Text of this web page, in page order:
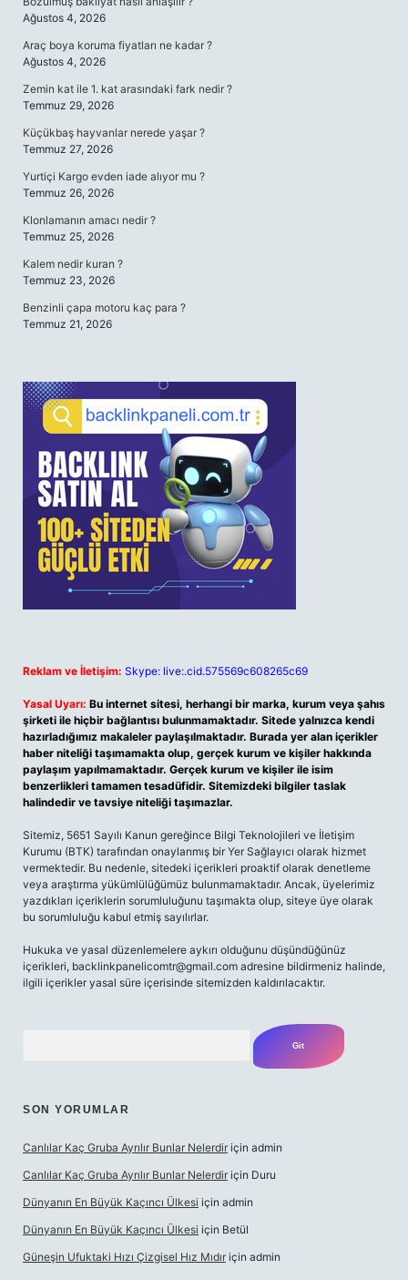
Ağustos 4, 2026
Araç boya koruma fiyatları ne kadar ?
Ağustos 4, 2026
Zemin kat ile 1. kat arasındaki fark nedir ?
Temmuz 29, 2026
Küçükbaş hayvanlar nerede yaşar ?
Temmuz 27, 2026
Yurtiçi Kargo evden iade alıyor mu ?
Temmuz 26, 2026
Klonlamanın amacı nedir ?
Temmuz 25, 2026
Kalem nedir kuran ?
Temmuz 23, 2026
Benzinli çapa motoru kaç para ?
Temmuz 21, 2026
Reklam ve İletişim: Skype: live:.cid.575569c608265c69
Yasal Uyarı: Bu internet sitesi, herhangi bir marka, kurum veya şahıs
şirketi ile hiçbir bağlantısı bulunmamaktadır. Sitede yalnızca kendi
hazırladığımız makaleler paylaşılmaktadır. Burada yer alan içerikler
haber niteliği taşımamakta olup, gerçek kurum ve kişiler hakkında
paylaşım yapılmamaktadır. Gerçek kurum ve kişiler ile isim
benzerlikleri tamamen tesadüfidir. Sitemizdeki bilgiler taslak
halindedir ve tavsiye niteliği taşımazlar.
Sitemiz, 5651 Sayılı Kanun gereğince Bilgi Teknolojileri ve İletişim
Kurumu (BTK) tarafından onaylanmış bir Yer Sağlayıcı olarak hizmet
vermektedir. Bu nedenle, sitedeki içerikleri proaktif olarak denetleme
veya araştırma yükümlülüğümüz bulunmamaktadır. Ancak, üyelerimiz
yazdıkları içeriklerin sorumluluğunu taşımakta olup, siteye üye olarak
bu sorumluluğu kabul etmiş sayılırlar.
Hukuka ve yasal düzenlemelere aykırı olduğunu düşündüğünüz
içerikleri, backlinkpanelicomtr@gmail.com adresine bildirmeniz halinde,
ilgili içerikler yasal süre içerisinde sitemizden kaldırılacaktır.
SON YORUMLAR
Canlılar Kaç Gruba Ayrılır Bunlar Nelerdir için admin
Canlılar Kaç Gruba Ayrılır Bunlar Nelerdir için Duru
Dünyanın En Büyük Kaçıncı Ülkesi için admin
Dünyanın En Büyük Kaçıncı Ülkesi için Betül
Güneşin Ufuktaki Hızı Çizgisel Hız Mıdır için admin